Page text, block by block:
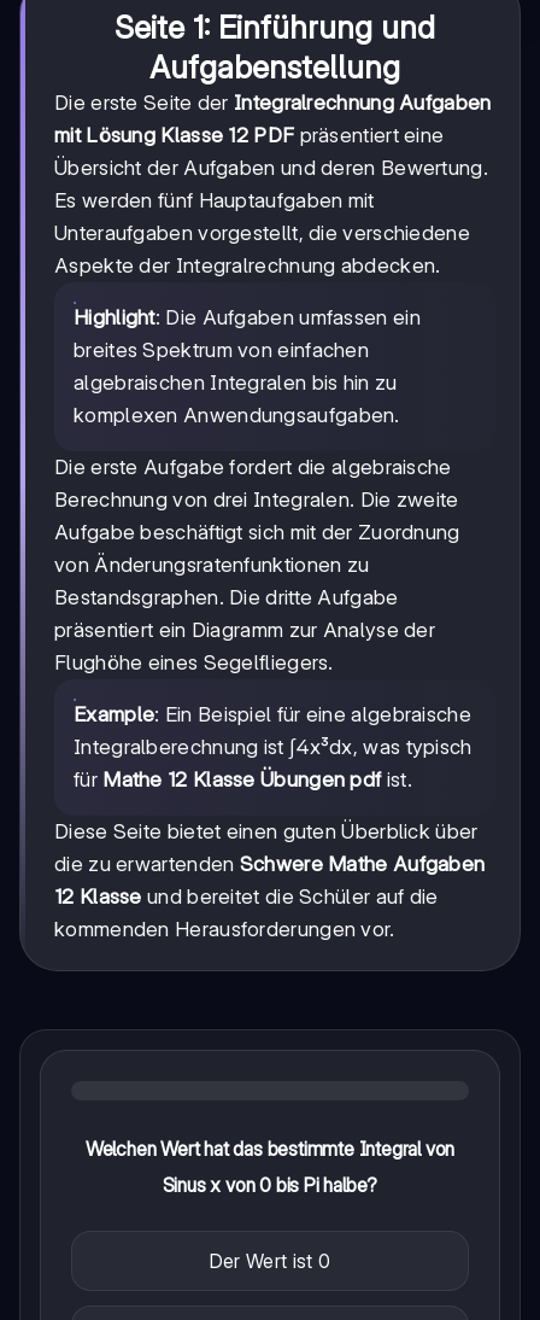
Seite 1: Einführung und
Aufgabenstellung
Die erste Seite der Integralrechnung Aufgaben
mit Lösung Klasse 12 PDF präsentiert eine
Übersicht der Aufgaben und deren Bewertung.
Es werden fünf Hauptaufgaben mit
Unteraufgaben vorgestellt, die verschiedene
Aspekte der Integralrechnung abdecken.
Highlight: Die Aufgaben umfassen ein
breites Spektrum von einfachen
algebraischen Integralen bis hin zu
komplexen Anwendungsaufgaben.
Die erste Aufgabe fordert die algebraische
Berechnung von drei Integralen. Die zweite
Aufgabe beschäftigt sich mit der Zuordnung
von Änderungsratenfunktionen zu
Bestandsgraphen. Die dritte Aufgabe
präsentiert ein Diagramm zur Analyse der
Flughöhe eines Segelfliegers.
Example: Ein Beispiel für eine algebraische
Integralberechnung ist ∫4x³dx, was typisch
für Mathe 12 Klasse Übungen pdfist.
Diese Seite bietet einen guten Überblick über
die zu erwartenden Schwere Mathe Aufgaben
12 Klasse und bereitet die Schüler auf die
kommenden Herausforderungen vor.
Welchen Wert hat das bestimmte Integral von
Sinus x von 0 bis Pi halbe?
Der Wert ist 0